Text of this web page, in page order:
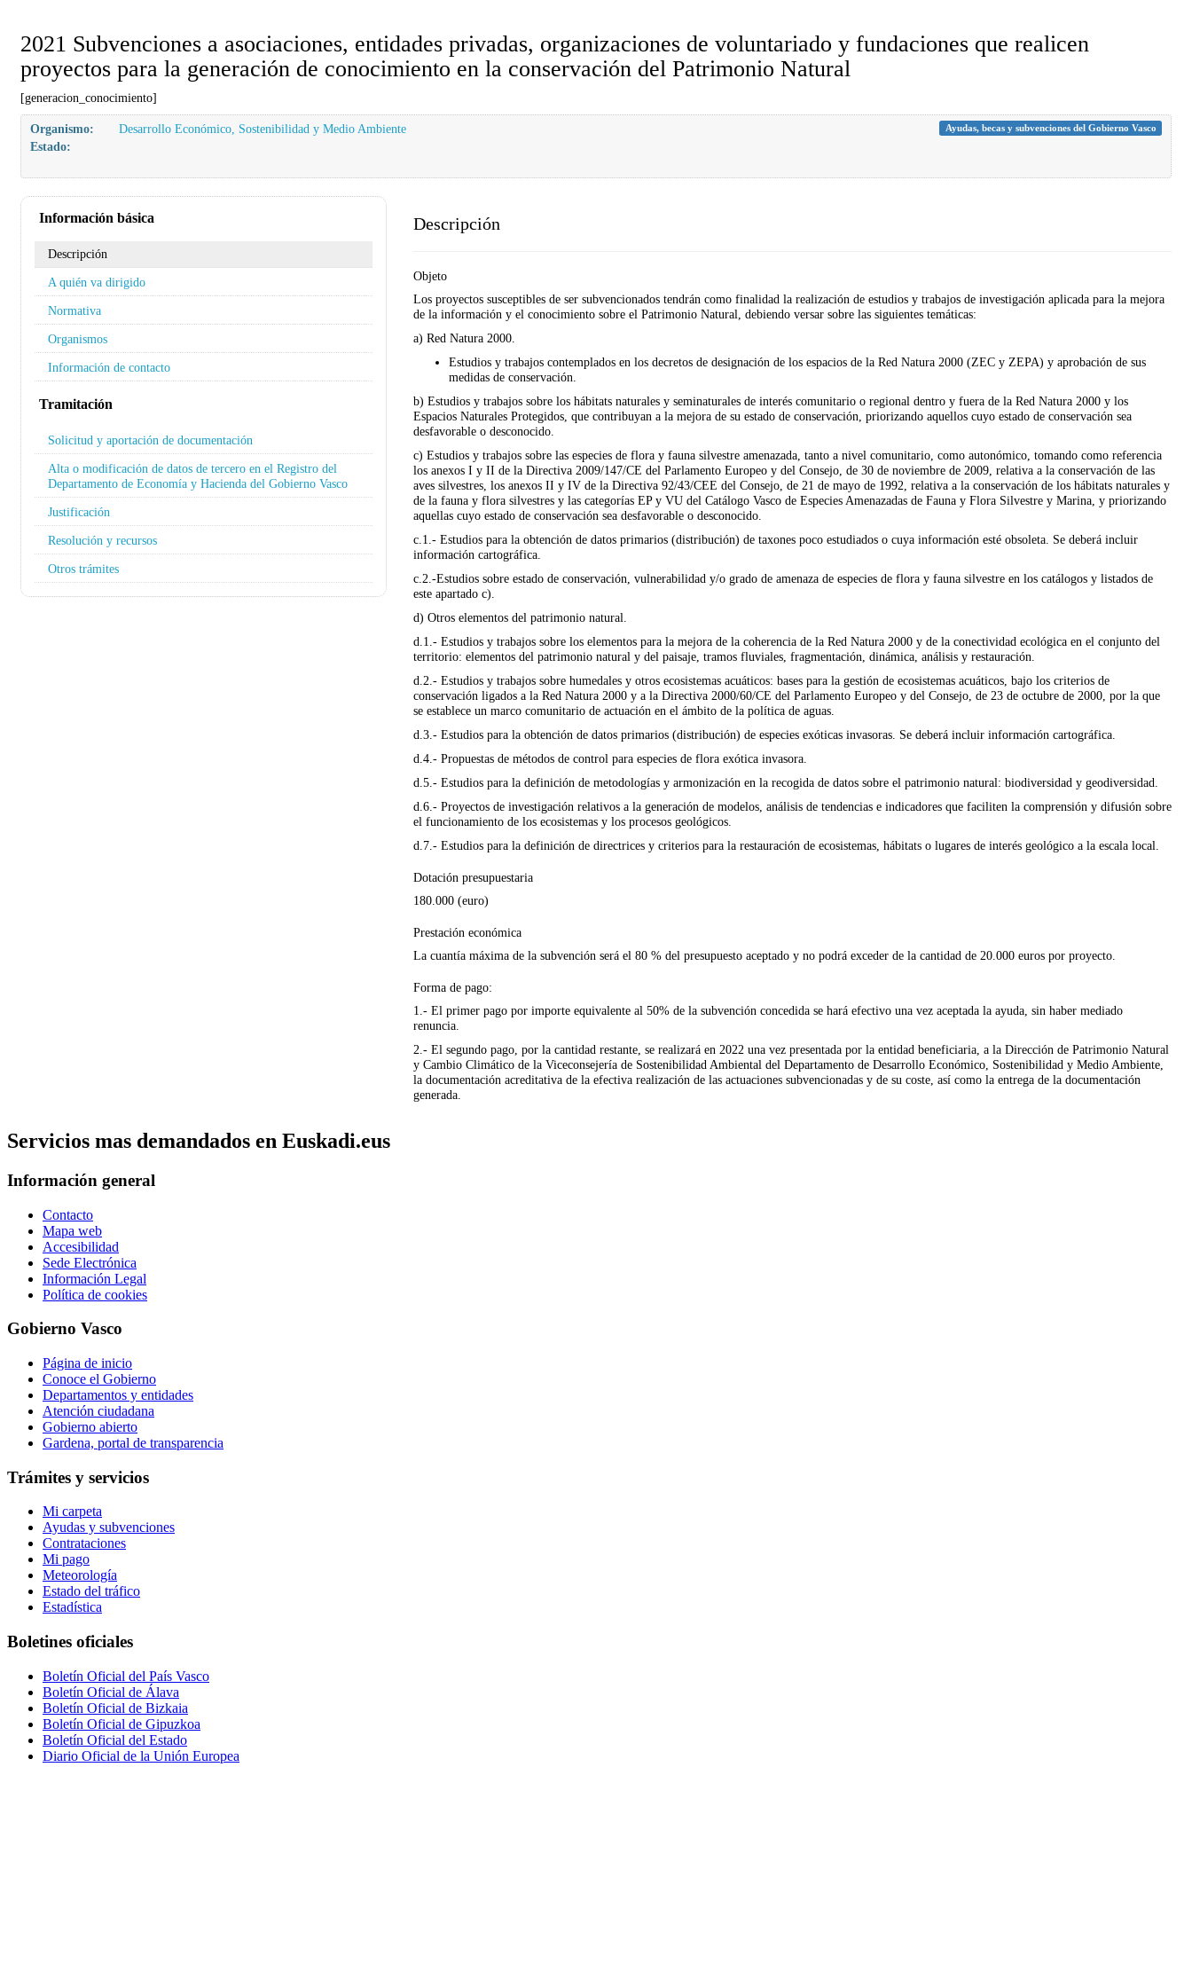
2021 Subvenciones a asociaciones, entidades privadas, organizaciones de voluntariado y fundaciones que realicen
proyectos para la generación de conocimiento en la conservación del Patrimonio Natural
[generacion_conocimiento]
Organismo:
Desarrollo Económico, Sostenibilidad y Medio Ambiente
Estado:
Ayudas, becas y subvenciones del Gobierno Vasco
Información básica
Descripción
A quién va dirigido
Normativa
Organismos
Información de contacto
Tramitación
Solicitud y aportación de documentación
Alta o modificación de datos de tercero en el Registro del
Departamento de Economía y Hacienda del Gobierno Vasco
Justificación
Resolución y recursos
Otros trámites
Descripción
Objeto
Los proyectos susceptibles de ser subvencionados tendrán como finalidad la realización de estudios y trabajos de investigación aplicada para la mejora
de la información y el conocimiento sobre el Patrimonio Natural, debiendo versar sobre las siguientes temáticas:
a) Red Natura 2000.
Estudios y trabajos contemplados en los decretos de designación de los espacios de la Red Natura 2000 (ZEC y ZEPA) y aprobación de sus
medidas de conservación.
b) Estudios y trabajos sobre los hábitats naturales y seminaturales de interés comunitario o regional dentro y fuera de la Red Natura 2000 y los
Espacios Naturales Protegidos, que contribuyan a la mejora de su estado de conservación, priorizando aquellos cuyo estado de conservación sea
desfavorable o desconocido.
c) Estudios y trabajos sobre las especies de flora y fauna silvestre amenazada, tanto a nivel comunitario, como autonómico, tomando como referencia
los anexos I y II de la Directiva 2009/147/CE del Parlamento Europeo y del Consejo, de 30 de noviembre de 2009, relativa a la conservación de las
aves silvestres, los anexos II y IV de la Directiva 92/43/CEE del Consejo, de 21 de mayo de 1992, relativa a la conservación de los hábitats naturales y
de la fauna y flora silvestres y las categorías EP y VU del Catálogo Vasco de Especies Amenazadas de Fauna y Flora Silvestre y Marina, y priorizando
aquellas cuyo estado de conservación sea desfavorable o desconocido.
c.1.- Estudios para la obtención de datos primarios (distribución) de taxones poco estudiados o cuya información esté obsoleta. Se deberá incluir
información cartográfica.
c.2.-Estudios sobre estado de conservación, vulnerabilidad y/o grado de amenaza de especies de flora y fauna silvestre en los catálogos y listados de
este apartado c).
d) Otros elementos del patrimonio natural.
d.1.- Estudios y trabajos sobre los elementos para la mejora de la coherencia de la Red Natura 2000 y de la conectividad ecológica en el conjunto del
territorio: elementos del patrimonio natural y del paisaje, tramos fluviales, fragmentación, dinámica, análisis y restauración.
d.2.- Estudios y trabajos sobre humedales y otros ecosistemas acuáticos: bases para la gestión de ecosistemas acuáticos, bajo los criterios de
conservación ligados a la Red Natura 2000 y a la Directiva 2000/60/CE del Parlamento Europeo y del Consejo, de 23 de octubre de 2000, por la que
se establece un marco comunitario de actuación en el ámbito de la política de aguas.
d.3.- Estudios para la obtención de datos primarios (distribución) de especies exóticas invasoras. Se deberá incluir información cartográfica.
d.4.- Propuestas de métodos de control para especies de flora exótica invasora.
d.5.- Estudios para la definición de metodologías y armonización en la recogida de datos sobre el patrimonio natural: biodiversidad y geodiversidad.
d.6.- Proyectos de investigación relativos a la generación de modelos, análisis de tendencias e indicadores que faciliten la comprensión y difusión sobre
el funcionamiento de los ecosistemas y los procesos geológicos.
d.7.- Estudios para la definición de directrices y criterios para la restauración de ecosistemas, hábitats o lugares de interés geológico a la escala local.
Dotación presupuestaria
180.000 (euro)
Prestación económica
La cuantía máxima de la subvención será el 80 % del presupuesto aceptado y no podrá exceder de la cantidad de 20.000 euros por proyecto.
Forma de pago:
1.- El primer pago por importe equivalente al 50% de la subvención concedida se hará efectivo una vez aceptada la ayuda, sin haber mediado
renuncia.
2.- El segundo pago, por la cantidad restante, se realizará en 2022 una vez presentada por la entidad beneficiaria, a la Dirección de Patrimonio Natural
y Cambio Climático de la Viceconsejería de Sostenibilidad Ambiental del Departamento de Desarrollo Económico, Sostenibilidad y Medio Ambiente,
la documentación acreditativa de la efectiva realización de las actuaciones subvencionadas y de su coste, así como la entrega de la documentación
generada.
Servicios mas demandados en Euskadi.eus
Información general
Contacto
Mapa web
Accesibilidad
Sede Electrónica
Información Legal
Política de cookies
Gobierno Vasco
Página de inicio
Conoce el Gobierno
Departamentos y entidades
Atención ciudadana
Gobierno abierto
Gardena, portal de transparencia
Trámites y servicios
Mi carpeta
Ayudas y subvenciones
Contrataciones
Mi pago
Meteorología
Estado del tráfico
Estadística
Boletines oficiales
Boletín Oficial del País Vasco
Boletín Oficial de Álava
Boletín Oficial de Bizkaia
Boletín Oficial de Gipuzkoa
Boletín Oficial del Estado
Diario Oficial de la Unión Europea